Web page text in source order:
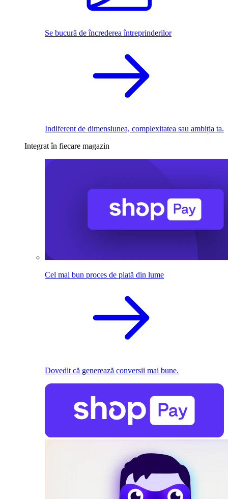
Se bucură de încrederea întreprinderilor
Indiferent de dimensiunea, complexitatea sau ambiția ta.
Integrat în fiecare magazin
Cel mai bun proces de plată din lume
Dovedit că generează conversii mai bune.